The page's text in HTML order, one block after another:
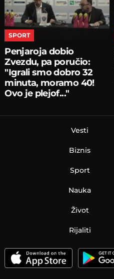
SPORT
Penjaroja dobio
Zvezdu, pa poručio:
"Igrali smo dobro 32
minuta, moramo 40!
Ovo je plejof..."
Vesti
Biznis
Sport
Nauka
Život
Rijaliti